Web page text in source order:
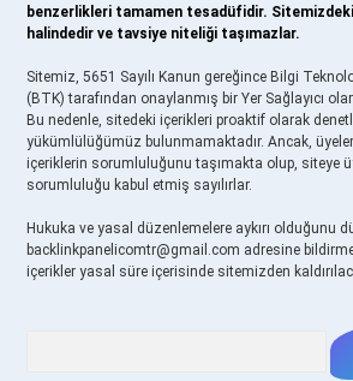
benzerlikleri tamamen tesadüfidir.
halindedir ve tavsiye niteliği taşımazlar.
Sitemiz, 5651 Sayılı Kanun gereğince Bilgi
(BTK) tarafından onaylanmış bir Yer Sağlayıcı
Bu nedenle, sitedeki içerikleri proaktif olarak
yükümlülüğümüz bulunmamaktadır. Ancak,
içeriklerin sorumluluğunu taşımakta olup, siteye
sorumluluğu kabul etmiş sayılırlar.
Hukuka ve yasal düzenlemelere aykırı olduğunu
backlinkpanelicomtr@gmail.com adresine
içerikler yasal süre içerisinde sitemizden